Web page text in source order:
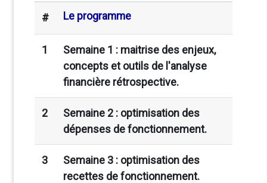
# Le programme
1
Semaine 1 : maitrise des enjeux,
concepts et outils de l'analyse
financière rétrospective.
2
Semaine 2 : optimisation des
dépenses de fonctionnement.
3
Semaine 3 : optimisation des
recettes de fonctionnement.